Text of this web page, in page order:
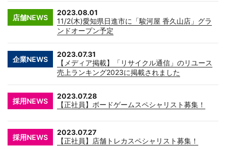
店舗NEWS
2023.08.01
11/2(木)愛知県日進市に「駿河屋 香久山店」グラ
ンドオープン予定
企業NEWS
2023.07.31
【メディア掲載】「リサイクル通信」のリユース
売上ランキング2023に掲載されました
採用NEWS
2023.07.28
【正社員】ボードゲームスペシャリスト募集！
採用NEWS
2023.07.27
【正社員】店舗トレカスペシャリスト募集！